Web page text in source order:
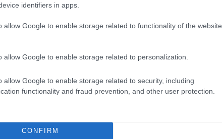
identifiers in apps.
allow Google to enable storage related to functionality of the website
allow Google to enable storage related to personalization.
allow Google to enable storage related to security, including
functionality and fraud prevention, and other user protection.
CONFIRM